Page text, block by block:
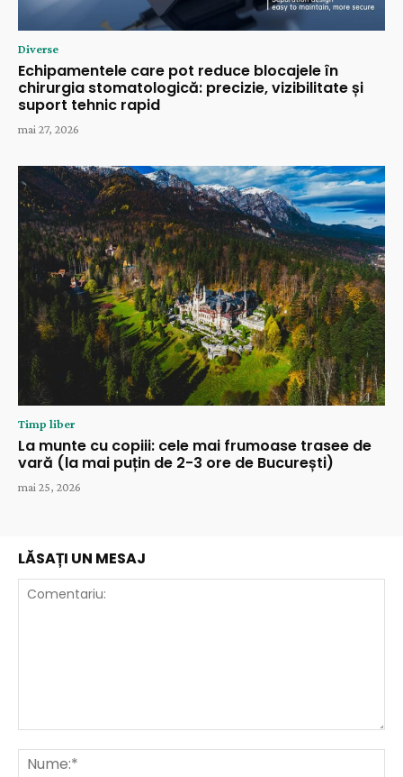
Diverse
Echipamentele care pot reduce blocajele în
chirurgia stomatologică: precizie, vizibilitate și
suport tehnic rapid
mai 27, 2026
Timp liber
La munte cu copiii: cele mai frumoase trasee de
vară (la mai puțin de 2-3 ore de București)
mai 25, 2026
LĂSAȚI UN MESAJ